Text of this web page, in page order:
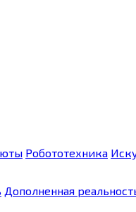
Робототехника
Дополненная